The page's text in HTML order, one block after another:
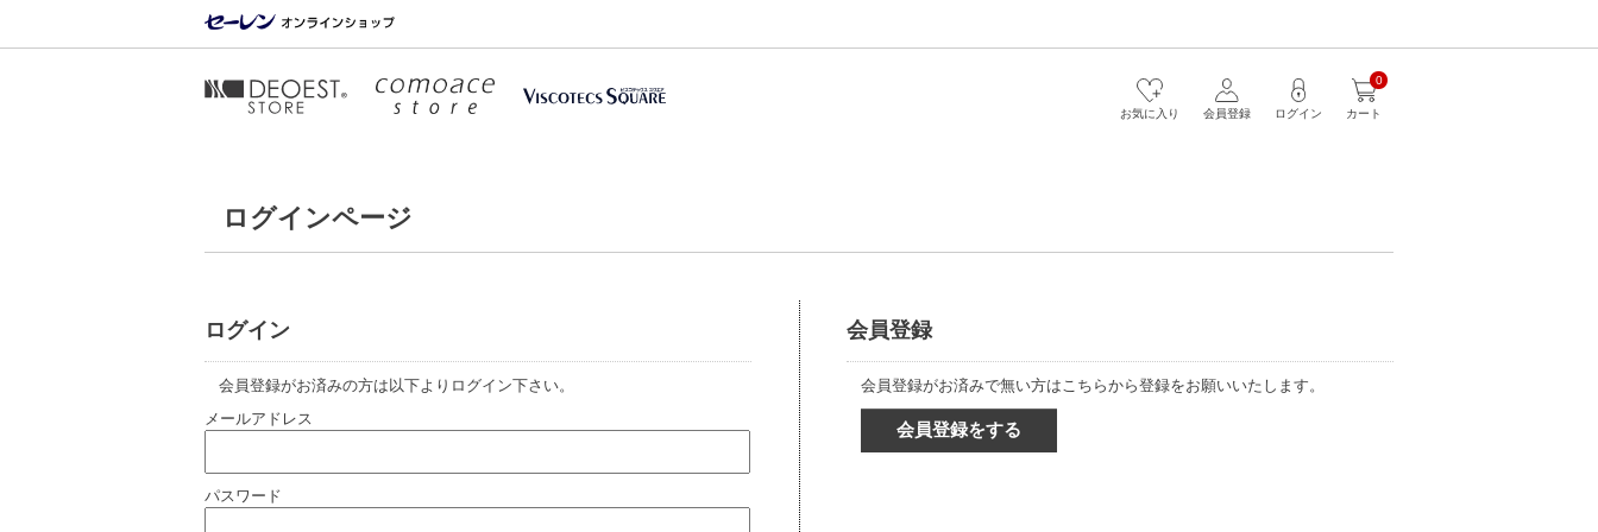
カート
0
ログイン
会員登録
お気に入り
ログインページ
ログイン
会員登録がお済みの方は以下よりログイン下さい。
メールアドレス
パスワード
会員登録
会員登録がお済みで無い方はこちらから登録をお願いいたします。
会員登録をする